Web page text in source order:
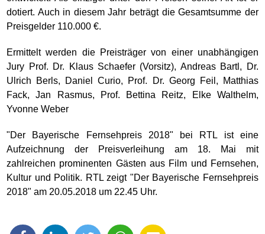
dotiert. Auch in diesem Jahr beträgt die Gesamtsumme der
Preisgelder 110.000 €.
Ermittelt werden die Preisträger von einer unabhängigen
Jury Prof. Dr. Klaus Schaefer (Vorsitz), Andreas Bartl, Dr.
Ulrich Berls, Daniel Curio, Prof. Dr. Georg Feil, Matthias
Fack, Jan Rasmus, Prof. Bettina Reitz, Elke Walthelm,
Yvonne Weber
"Der Bayerische Fernsehpreis 2018" bei RTL ist eine
Aufzeichnung der Preisverleihung am 18. Mai mit
zahlreichen prominenten Gästen aus Film und Fernsehen,
Kultur und Politik. RTL zeigt "Der Bayerische Fernsehpreis
2018" am 20.05.2018 um 22.45 Uhr.